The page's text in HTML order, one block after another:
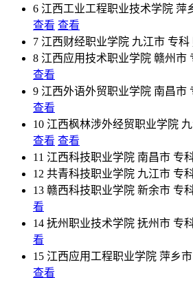
6 江西工业工程职业技术学院 萍
查看 查看
7 江西财经职业学院 九江市 专科
8 江西应用技术职业学院 赣州市
查看
9 江西外语外贸职业学院 南昌市
查看
10 江西枫林涉外经贸职业学院
查看 查看
11 江西科技职业学院 南昌市 专
12 共青科技职业学院 九江市 专
13 赣西科技职业学院 新余市 专
看
14 抚州职业技术学院 抚州市 专
看
15 江西应用工程职业学院 萍乡市
查看